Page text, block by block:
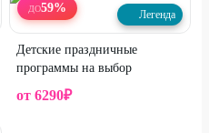
ДО59% Легенда
Детские праздничные
программы на выбор
от 6290₽